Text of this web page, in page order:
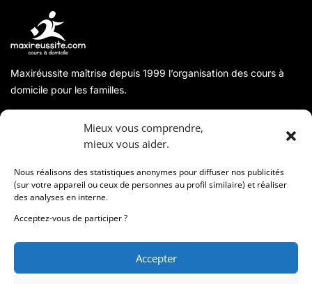
Mieux vous comprendre,
mieux vous aider.
Nous réalisons des statistiques anonymes pour diffuser nos publicités
(sur votre appareil ou ceux de personnes au profil similaire) et réaliser
des analyses en interne.
Acceptez-vous de participer ?
Accepter
Maxiréussite maîtrise depuis 1999 l’organisation des cours à
domicile pour les familles.
Coordonnées